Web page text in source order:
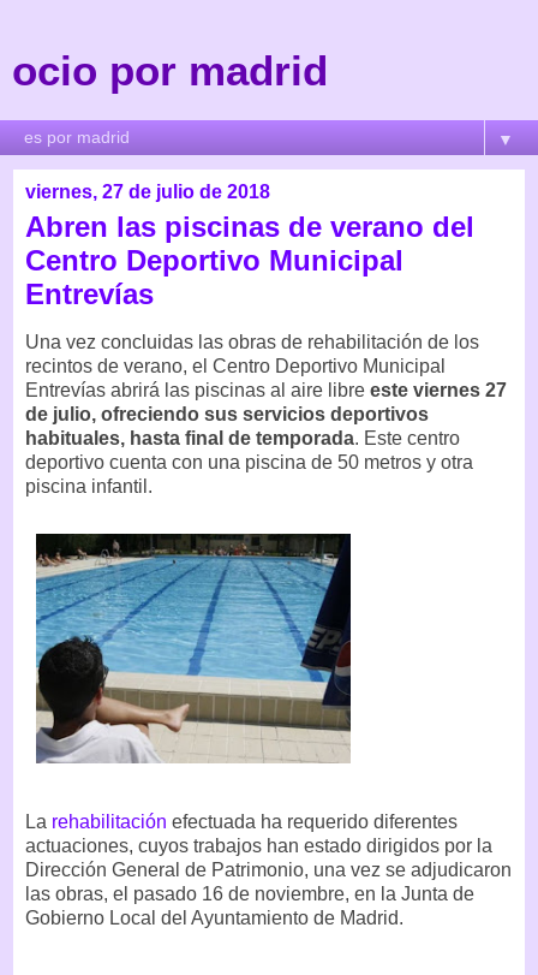
ocio por madrid
▼
viernes, 27 de julio de 2018
Abren las piscinas de verano del
Centro Deportivo Municipal
Entrevías
Una vez concluidas las obras de rehabilitación de los
recintos de verano, el Centro Deportivo Municipal
Entrevías abrirá las piscinas al aire libre este viernes 27
de julio, ofreciendo sus servicios deportivos
habituales, hasta final de temporada. Este centro
deportivo cuenta con una piscina de 50 metros y otra
piscina infantil.
La rehabilitación efectuada ha requerido diferentes
actuaciones, cuyos trabajos han estado dirigidos por la
Dirección General de Patrimonio, una vez se adjudicaron
las obras, el pasado 16 de noviembre, en la Junta de
Gobierno Local del Ayuntamiento de Madrid.